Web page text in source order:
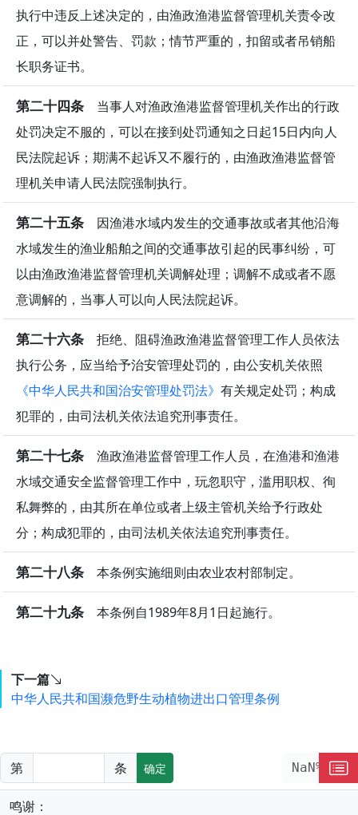
执行中违反上述决定的，由渔政渔港监督管理机关责令改
正，可以并处警告、罚款；情节严重的，扣留或者吊销船
长职务证书。
第二十四条 当事人对渔政渔港监督管理机关作出的行政
处罚决定不服的，可以在接到处罚通知之日起15日内向人
民法院起诉；期满不起诉又不履行的，由渔政渔港监督管
理机关申请人民法院强制执行。
第二十五条 因渔港水域内发生的交通事故或者其他沿海
水域发生的渔业船舶之间的交通事故引起的民事纠纷，可
以由渔政渔港监督管理机关调解处理；调解不成或者不愿
意调解的，当事人可以向人民法院起诉。
第二十六条 拒绝、阻碍渔政渔港监督管理工作人员依法
执行公务，应当给予治安管理处罚的，由公安机关依照
《中华人民共和国治安管理处罚法》 有关规定处罚；构成
犯罪的，由司法机关依法追究刑事责任。
第二十七条 渔政渔港监督管理工作人员，在渔港和渔港
水域交通安全监督管理工作中，玩忽职守，滥用职权、徇
私舞弊的，由其所在单位或者上级主管机关给予行政处
分；构成犯罪的，由司法机关依法追究刑事责任。
第二十八条 本条例实施细则由农业农村部制定。
第二十九条 本条例自1989年8月1日起施行。
下一篇
中华人民共和国濒危野生动植物进出口管理条例
第 条 确定 NaN%
鸣谢：